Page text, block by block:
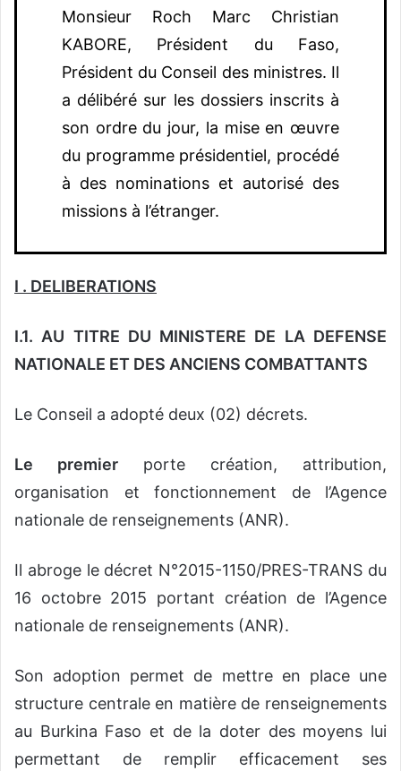
Monsieur Roch Marc Christian
KABORE, Président du Faso,
Président du Conseil des ministres. Il
a délibéré sur les dossiers inscrits à
son ordre du jour, la mise en œuvre
du programme présidentiel, procédé
à des nominations et autorisé des
missions à l’étranger.
I . DELIBERATIONS
I.1. AU TITRE DU MINISTERE DE LA DEFENSE
NATIONALE ET DES ANCIENS COMBATTANTS
Le Conseil a adopté deux (02) décrets.
Le premier porte création, attribution,
organisation et fonctionnement de l’Agence
nationale de renseignements (ANR).
Il abroge le décret N°2015-1150/PRES-TRANS du
16 octobre 2015 portant création de l’Agence
nationale de renseignements (ANR).
Son adoption permet de mettre en place une
structure centrale en matière de renseignements
au Burkina Faso et de la doter des moyens lui
permettant de remplir efficacement ses